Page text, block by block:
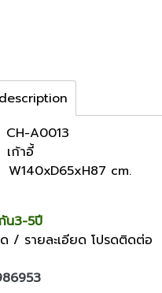
A0013
ก้าอี้
cm.
น3-5ปี
/ รายละเอียด โปรดติดต่อ